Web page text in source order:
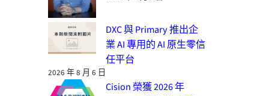
DXC 與 Primary 推出企
業 AI 專用的 AI 原生零信
任平台
2026 年 8 月 6 日
Cision 榮獲 2026 年